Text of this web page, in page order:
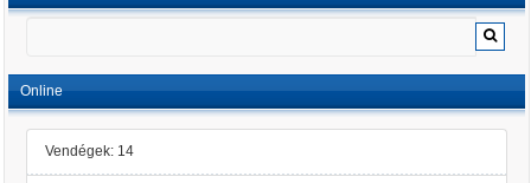
Online
Vendégek: 14